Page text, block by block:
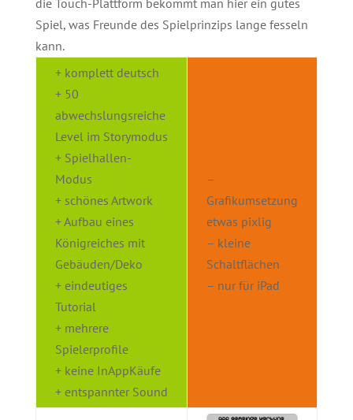
die Touch-Plattform bekommt man hier ein gutes
Spiel, was Freunde des Spielprinzips lange fesseln
kann.
+ komplett deutsch
+ 50
abwechslungsreiche
Level im Storymodus
+ Spielhallen-
Modus
+ schönes Artwork
+ Aufbau eines
Königreiches mit
Gebäuden/Deko
+ eindeutiges
Tutorial
+ mehrere
Spielerprofile
+ keine InAppKäufe
+ entspannter Sound
–
Grafikumsetzung
etwas pixlig
– kleine
Schaltflächen
– nur für iPad